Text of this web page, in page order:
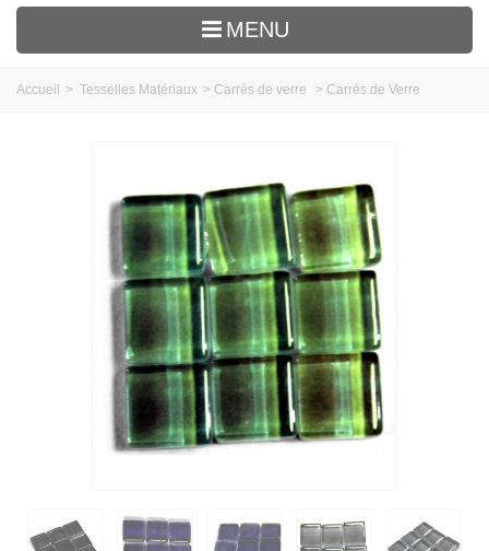
MENU
Accueil > Tesselles Matériaux > Carrés de verre > Carrés de Verre